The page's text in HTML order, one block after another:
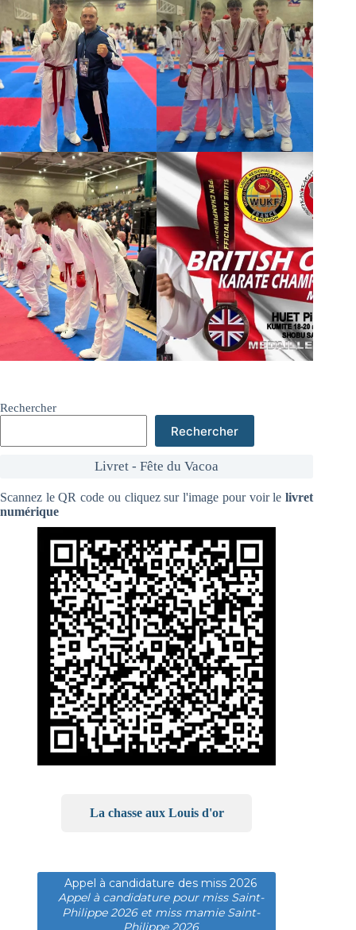
Rechercher
Rechercher
Livret - Fête du Vacoa
Scannez le QR code ou cliquez sur l'image pour voir lelivret
numérique
La chasse aux Louis d'or
Appel à candidature des miss 2026
Appel à candidature pour miss Saint-
Philippe 2026 et miss mamie Saint-
Philippe 2026